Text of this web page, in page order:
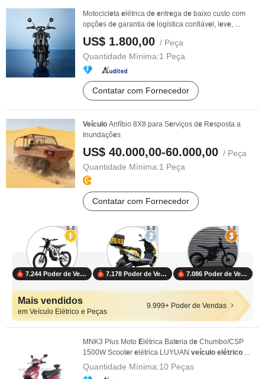
Motocicl eta e létrica de entrega de baixo custo com
opções de garantia de logística confiáve l, l eve, ...
US$ 1.800,00 / Peça
Quantidade Mínima:1 Peça
Contatar com Fornecedor
Veículo Anfíbio 8X8 para Serviços de Resposta a
Inundações
US$ 40.000,00-60.000,00 / Peça
Quantidade Mínima:1 Peça
Contatar com Fornecedor
7.244 Poder de Vendas 7.178 Poder de Vendas 7.086 Poder de Vendas
Mais vendidos
em Veículo Elétrico e Peças
9.999+ Poder de Vendas
MNK3 Plus Moto E létrica Bateria de Chumbo/CSP
1500W Scooter e létrica LUYUAN veículo elétrico ...
Quantidade Mínima:10 Peças